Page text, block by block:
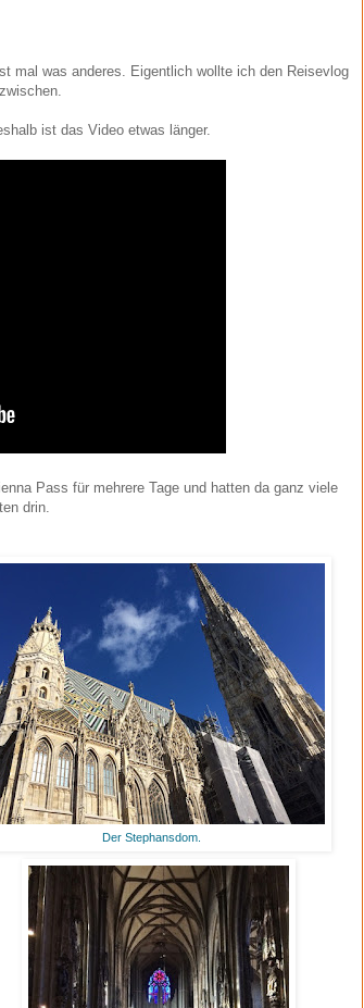
mal was anderes. Eigentlich wollte ich den Reisevlog
ist das Video etwas länger.
Pass für mehrere Tage und hatten da ganz viele
drin.
Der Stephansdom.